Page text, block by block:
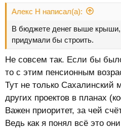
Алекс Н написал(а):
В бюджете денег выше
придумали бы строить.
Не совсем так. Если бы
то с этим пенсионным
Тут не только Сахалинский
других проектов в планах
Важен приоритет, за чей
Ведь как я понял всё это